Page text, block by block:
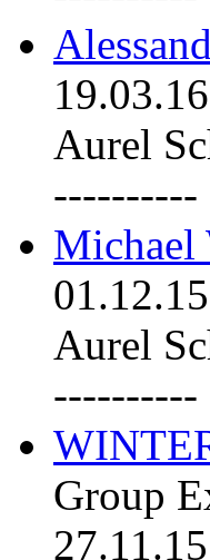
19.03.16
Aurel
----------
Michael
01.12.15
Aurel
----------
Group
27.11.15